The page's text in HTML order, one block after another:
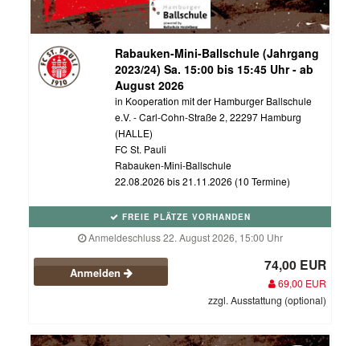
Rabauken-Mini-Ballschule (Jahrgang
2023/24) Sa. 15:00 bis 15:45 Uhr - ab
August 2026
in Kooperation mit der Hamburger Ballschule
e.V. - Carl-Cohn-Straße 2, 22297 Hamburg
(HALLE)
FC St. Pauli
Rabauken-Mini-Ballschule
22.08.2026 bis 21.11.2026 (10 Termine)
FREIE PLÄTZE VORHANDEN
Anmeldeschluss 22. August 2026, 15:00 Uhr
Anmelden 74,00 EUR
69,00 EUR
zzgl. Ausstattung (optional)